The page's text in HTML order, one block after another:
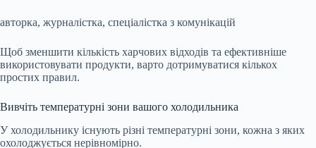
авторка, журналістка, спеціалістка з комунікацій
Щоб зменшити кількість харчових відходів та ефективніше
використовувати продукти, варто дотримуватися кількох
простих правил.
Вивчіть температурні зони вашого холодильника
У холодильнику існують різні температурні зони, кожна з яких
охолоджується нерівномірно.